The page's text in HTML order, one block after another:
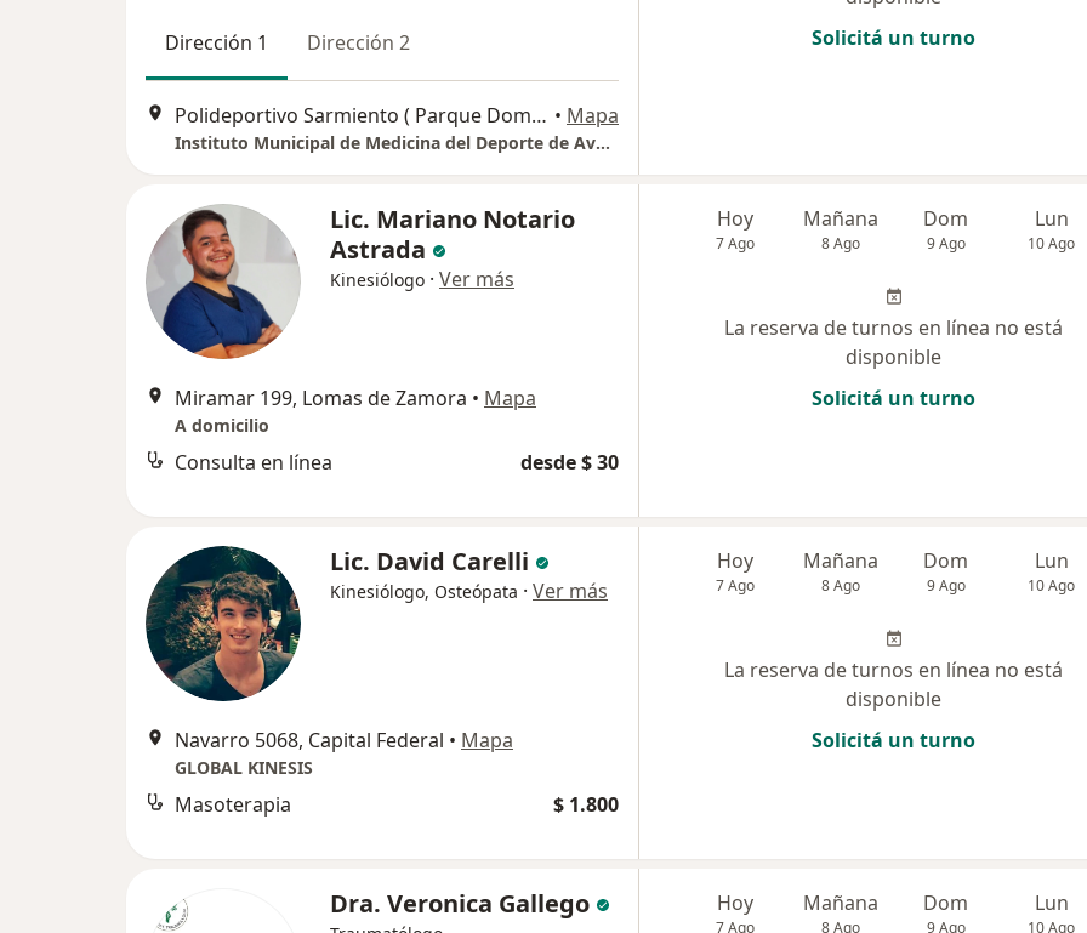
Dirección 1 Dirección 2
Polideportivo Sarmiento ( Parque Dominico, Avellaneda), Avellaneda • Mapa
Instituto Municipal de Medicina del Deporte de Avellaneda
Solicitá un turno
Lic. Mariano Notario
Astrada
Kinesiólogo · Ver más
Miramar 199, Lomas de Zamora • Mapa
A domicilio
Consulta en línea desde $ 30
Hoy
7 Ago
Mañana
8 Ago
Dom
9 Ago
Lun
10 Ago
La reserva de turnos en línea no está
disponible
Solicitá un turno
Lic. David Carelli
Kinesiólogo, Osteópata · Ver más
Navarro 5068, Capital Federal • Mapa
GLOBAL KINESIS
Masoterapia $ 1.800
Hoy
7 Ago
Mañana
8 Ago
Dom
9 Ago
Lun
10 Ago
La reserva de turnos en línea no está
disponible
Solicitá un turno
Dra. Veronica Gallego Hoy
7 Ago
Mañana
8 Ago
Dom
9 Ago
Lun
10 Ago